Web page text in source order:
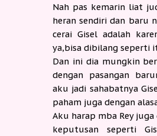
Nah pas kemarin liat
heran sendiri dan baru
cerai Gisel adalah
ya,bisa dibilang seperti
Dan ini dia mungkin
dengan pasangan
aku jadi sahabatnya
paham juga dengan
Aku harap mba Rey
keputusan seperti